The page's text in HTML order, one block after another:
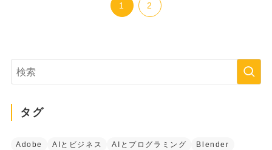
1 2
タグ
Adobe AIとビジネス AIとプログラミング
Blender